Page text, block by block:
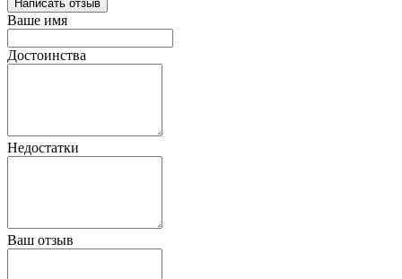
Написать отзыв
Ваше имя
Достоинства
Недостатки
Ваш отзыв